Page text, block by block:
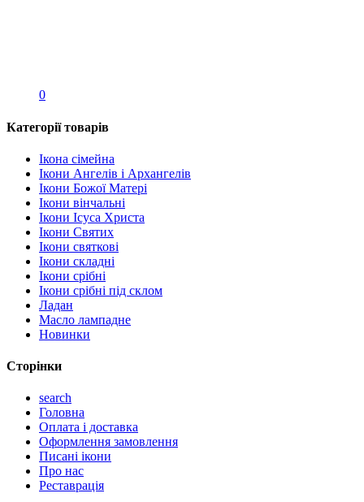
0
Категорії товарів
Ікона сімейна
Ікони Ангелів і Архангелів
Ікони Божої Матері
Ікони вінчальні
Ікони Ісуса Христа
Ікони Святих
Ікони святкові
Ікони складні
Ікони срібні
Ікони срібні під склом
Ладан
Масло лампадне
Новинки
Сторінки
search
Головна
Оплата і доставка
Оформлення замовлення
Писані ікони
Про нас
Реставрація